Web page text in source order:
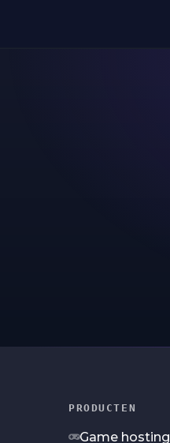
PRODUCTEN
Game hosting